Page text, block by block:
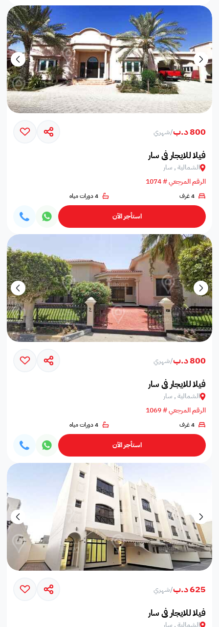
800 د.ب /شهري
فيلا للايجار في سار
الشمالية , سار
الرقم المرجعي # 1074
4 غرف 4 دورات مياه
استأجر الآن
800 د.ب /شهري
فيلا للايجار في سار
الشمالية , سار
الرقم المرجعي # 1069
4 غرف 4 دورات مياه
استأجر الآن
625 د.ب /شهري
فيلا للايجار في سار